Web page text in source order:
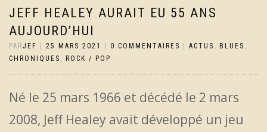
JEFF HEALEY AURAIT EU 55 ANS
AUJOURD’HUI
PARJEF 25 MARS 2021 0 COMMENTAIRES ACTUS , BLUES ,
CHRONIQUES , ROCK / POP
Né le 25 mars 1966 et décédé le 2 mars
2008, Jeff Healey avait développé un jeu